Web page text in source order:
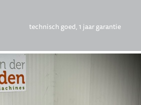
technisch goed, 1 jaar garantie